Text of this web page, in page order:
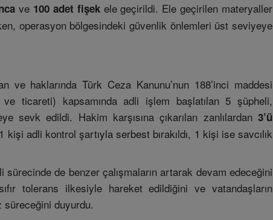
ve 100 adet fişekele geçirildi. Ele geçirilen materyaller
operasyon bölgesindeki güvenlik önlemleri üst seviyeye
ve haklarında Türk Ceza Kanunu’nun 188’inci maddesi
ticareti) kapsamında adli işlem başlatılan 5 şüpheli,
sevk edildi. Hakim karşısına çıkarılan zanlılardan 3’ü
kişi adli kontrol şartıyla serbest bırakıldı, 1 kişi ise savcılık
de benzer çalışmaların artarak devam edeceğini
tolerans ilkesiyle hareket edildiğini ve vatandaşların
duyurdu.